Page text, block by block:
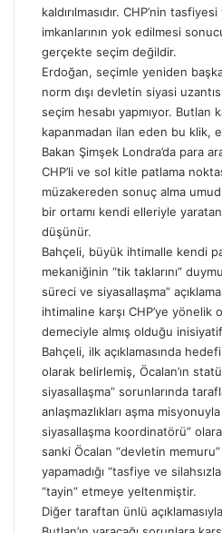
kaldırılmasıdır. CHP’nin
imkanlarının yok edilmesi
gerçekte seçim değildir.
Erdoğan, seçimle yeniden
norm dışı devletin siyasi
seçim hesabı yapmıyor. Butlan
kapanmadan ilan eden bu klik,
Bakan Şimşek Londra’da para
CHP’li ve sol kitle patlama
müzakereden sonuç alma
bir ortamı kendi elleriyle
düşünür.
Bahçeli, büyük ihtimalle kendi
mekaniğinin “tik taklarını”
süreci ve siyasallaşma”
ihtimaline karşı CHP’ye yönelik
demeciyle almış olduğu
Bahçeli, ilk açıklamasında
olarak belirlemiş, Öcalan’ın
siyasallaşma” sorunlarında
anlaşmazlıkları aşma
siyasallaşma koordinatörü”
sanki Öcalan “devletin
yapamadığı “tasfiye ve
“tayin” etmeye yeltenmiştir.
Diğer taraftan ünlü